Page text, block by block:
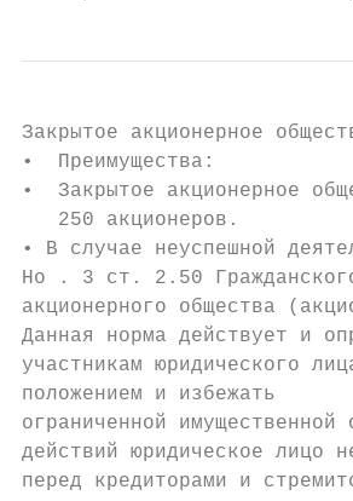
Закрытое акционерное
•  Преимущества:
•  Закрытое акционерное
   250 акционеров.
• В случае неуспешной
Но . 3 ст. 2.50
акционерного общества
Данная норма действует и
участникам юридического
положением и избежать
ограниченной
действий юридическое лицо
перед кредиторами и